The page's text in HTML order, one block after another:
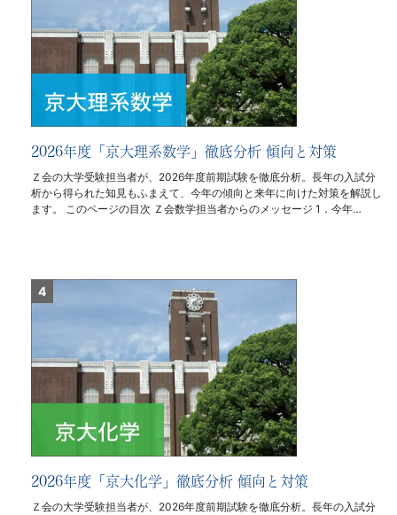
2026年度「京大理系数学」徹底分析 傾向と対策
Ｚ会の大学受験担当者が、2026年度前期試験を徹底分析。長年の入試分
析から得られた知見もふまえて、今年の傾向と来年に向けた対策を解説し
ます。 このページの目次 Ｚ会数学担当者からのメッセージ 1．今年…
2026年度「京大化学」徹底分析 傾向と対策
Ｚ会の大学受験担当者が、2026年度前期試験を徹底分析。長年の入試分